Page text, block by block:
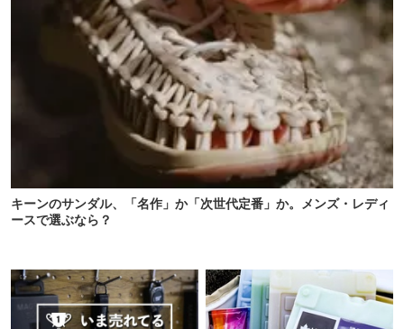
キーンのサンダル、「名作」か「次世代定番」か。メンズ・レディ
ースで選ぶなら？